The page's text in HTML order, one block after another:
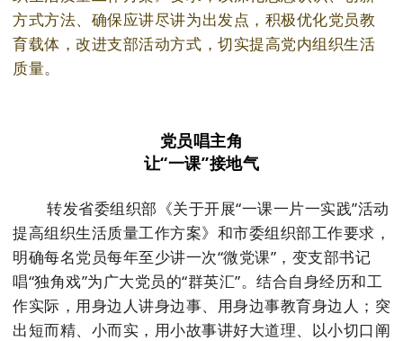
方式方法、确保应讲尽讲为出发点，积极优化党员教
育载体，改进支部活动方式，切实提高党内组织生活
质量。
党员唱主角
让“一课”接地气
转发省委组织部《关于开展“一课一片一实践”活动
提高组织生活质量工作方案》和市委组织部工作要求，
明确每名党员每年至少讲一次“微党课”，变支部书记
唱“独角戏”为广大党员的“群英汇”。结合自身经历和工
作实际，用身边人讲身边事、用身边事教育身边人；突
出短而精、小而实，用小故事讲好大道理、以小切口阐